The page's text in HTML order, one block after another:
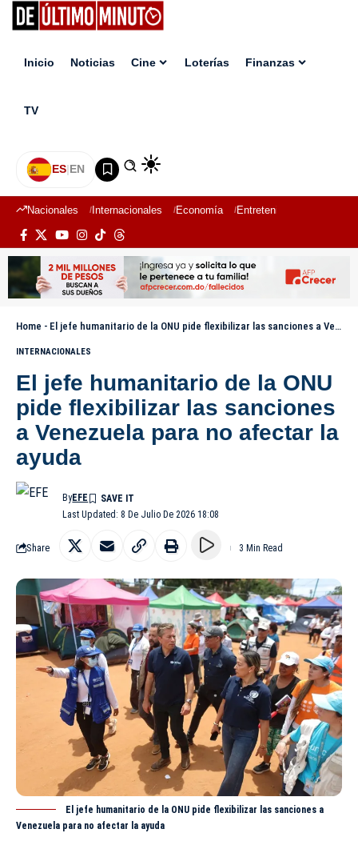
Inicio Noticias Cine Loterías Finanzas
TV
ES|EN
Nacionales Internacionales Economía Entretenimiento
Home - El jefe humanitario de la ONU pide flexibilizar las sanciones a Venezuela para no afectar la ayuda
INTERNACIONALES
El jefe humanitario de la ONU
pide flexibilizar las sanciones
a Venezuela para no afectar la
ayuda
Last Updated: 8 De Julio De 2026 18:08
ByEFE
Share 3 Min Read
El jefe humanitario de la ONU pide flexibilizar las sanciones a
Venezuela para no afectar la ayuda